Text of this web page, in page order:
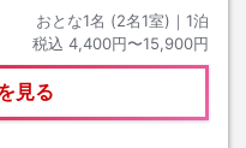
おとな1名 (2名1室)｜ 1泊
税込 4,400円〜15,900円
見る